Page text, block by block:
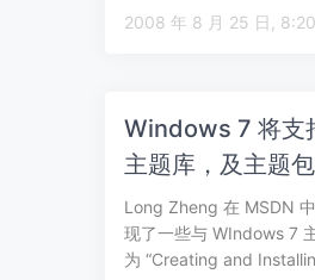
2008 年 8
Windows 7 将支
主题库，及主题包
Long Zheng 在 MSDN
现了一些与 WIndows 7
为 “Creating and